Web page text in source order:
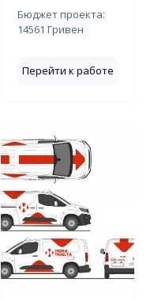
Бюджет проекта:
14561 Гривен
Перейти к работе